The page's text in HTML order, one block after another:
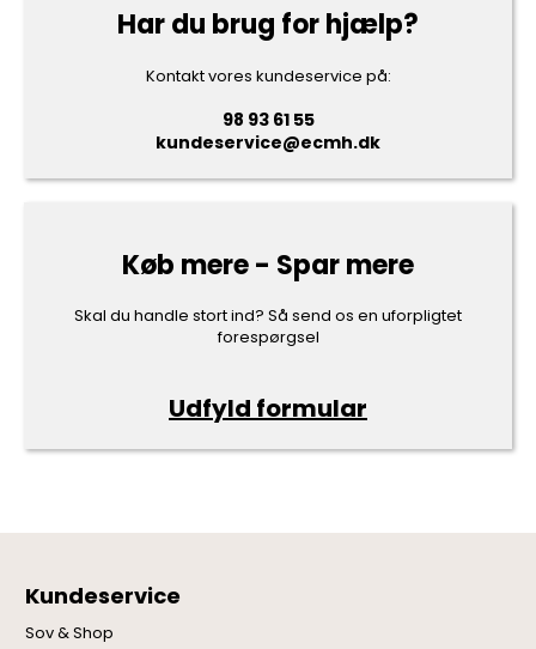
Har du brug for hjælp?
Kontakt vores kundeservice på:
98 93 61 55
kundeservice@ecmh.dk
Køb mere - Spar mere
Skal du handle stort ind? Så send os en uforpligtet
forespørgsel
Udfyld formular
Kundeservice
Sov & Shop